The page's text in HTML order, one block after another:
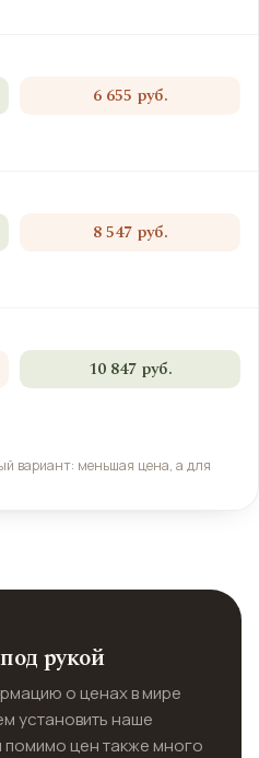
6 655 руб.
8 547 руб.
10 847 руб.
вариант: меньшая цена, а для
рукой
о ценах в мире
установить наше
цен также много